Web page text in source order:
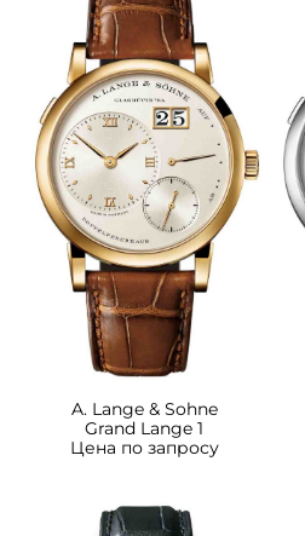
A. Lange & Sohne
Grand Lange 1
Цена по запросу